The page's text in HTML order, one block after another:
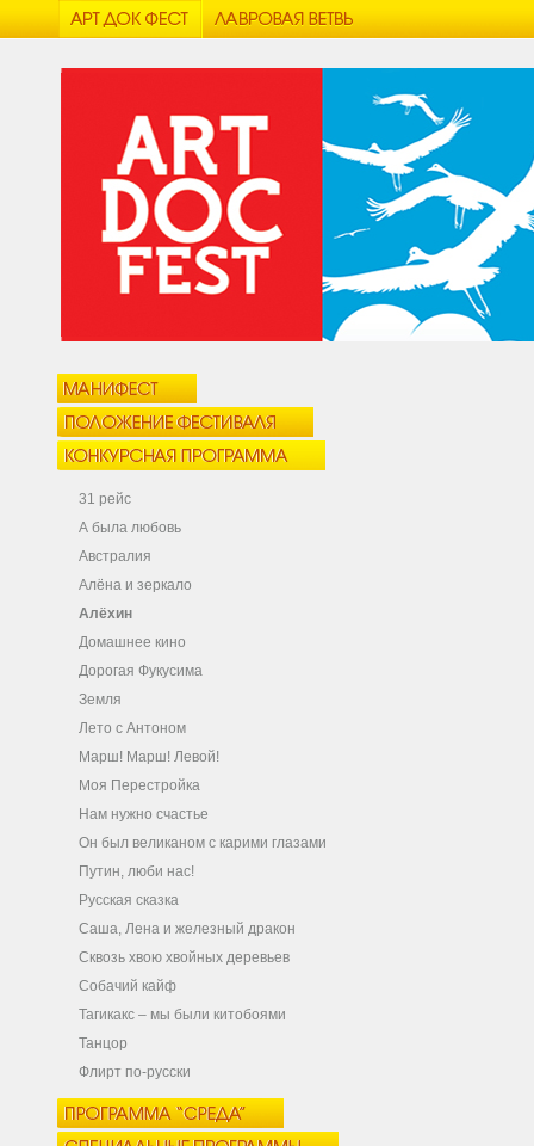
31 рейс
А была любовь
Австралия
Алёна и зеркало
Алёхин
Домашнее кино
Дорогая Фукусима
Земля
Лето с Антоном
Марш! Марш! Левой!
Моя Перестройка
Нам нужно счастье
Он был великаном с карими глазами
Путин, люби нас!
Русская сказка
Саша, Лена и железный дракон
Сквозь хвою хвойных деревьев
Собачий кайф
Тагикакc – мы были китобоями
Танцор
Флирт по-русски